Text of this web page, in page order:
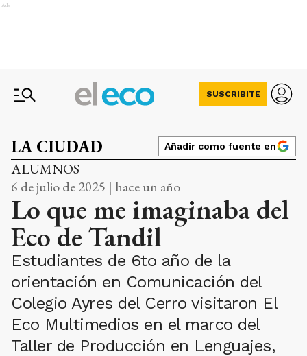
Ads
SUSCRIBITE
LA CIUDAD Añadir como fuente en
ALUMNOS
6 de julio de 2025 | hace un año
Lo que me imaginaba del
Eco de Tandil
Estudiantes de 6to año de la
orientación en Comunicación del
Colegio Ayres del Cerro visitaron El
Eco Multimedios en el marco del
Taller de Producción en Lenguajes,